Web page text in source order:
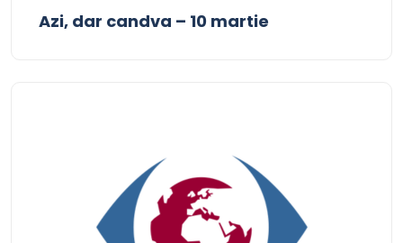
Azi, dar candva – 10 martie